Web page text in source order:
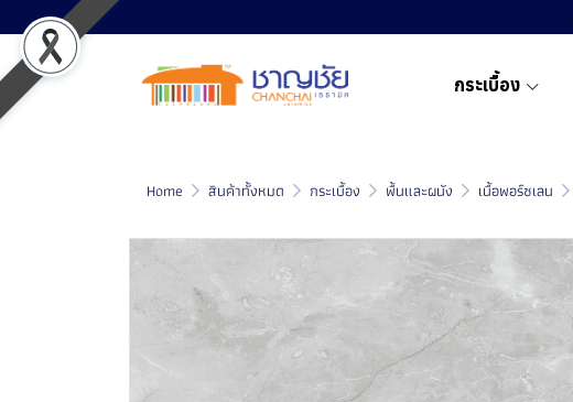
กระเบื้อง
Home สินค้าทั้งหมด กระเบื้อง พื้นและผนัง เนื้อพอร์ซเลน